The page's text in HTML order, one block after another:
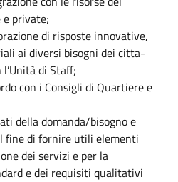
private;
di risposte innovative,
ai diversi bisogni dei citta-
di Staff;
con i Consigli di Quartiere e
della domanda/bisogno e
fine di fornire utili elementi
dei servizi e per la
e dei requisiti qualitativi